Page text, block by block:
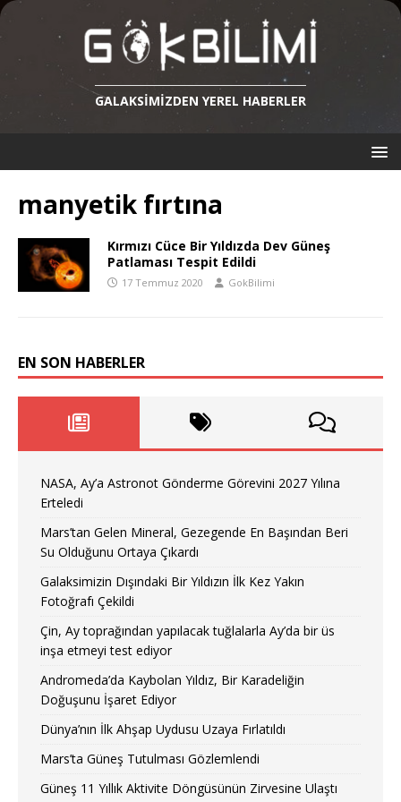
GALAKSIMIZDEN YEREL HABERLER
manyetik fırtına
Kırmızı Cüce Bir Yıldızda Dev Güneş
Patlaması Tespit Edildi
17 Temmuz 2020 GokBilimi
EN SON HABERLER
NASA, Ay’a Astronot Gönderme Görevini 2027 Yılına
Erteledi
Mars’tan Gelen Mineral, Gezegende En Başından Beri
Su Olduğunu Ortaya Çıkardı
Galaksimizin Dışındaki Bir Yıldızın İlk Kez Yakın
Fotoğrafı Çekildi
Çin, Ay toprağından yapılacak tuğlalarla Ay’da bir üs
inşa etmeyi test ediyor
Andromeda’da Kaybolan Yıldız, Bir Karadeliğin
Doğuşunu İşaret Ediyor
Dünya’nın İlk Ahşap Uydusu Uzaya Fırlatıldı
Mars’ta Güneş Tutulması Gözlemlendi
Güneş 11 Yıllık Aktivite Döngüsünün Zirvesine Ulaştı